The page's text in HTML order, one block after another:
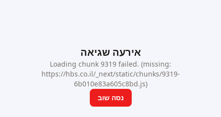
אירעה שגיאה
Loading chunk 9319 failed. (missing:
https://hbs.co.il/_next/static/chunks/9319-
6b010e83a605c8bd.js)